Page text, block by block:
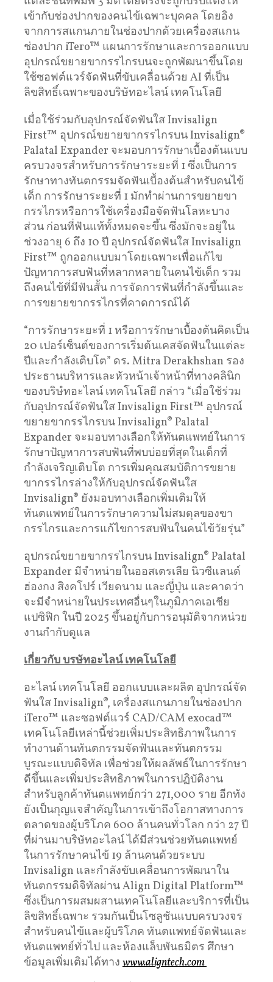
เข้ากับช่องปากของคนไข้เฉพาะบุคคล โดยอิง
จากการสแกนภายในช่องปากด้วยเครื่องสแกน
ช่องปาก iTero™ แผนการรักษาและการออกแบบ
อุปกรณ์ขยายขากรรไกรบนจะถูกพัฒนาขึ้นโดย
ใช้ซอฟต์แวร์จัดฟันที่ขับเคลื่อนด้วย AI ที่เป็น
ลิขสิทธิ์เฉพาะของบริษัทอะไลน์ เทคโนโลยี
เมื่อใช้ร่วมกับอุปกรณ์จัดฟันใส Invisalign
First™ อุปกรณ์ขยายขากรรไกรบน Invisalign®
Palatal Expander จะมอบการรักษาเบื้องต้นแบบ
ครบวงจรสำหรับการรักษาระยะที่ 1 ซึ่งเป็นการ
รักษาทางทันตกรรมจัดฟันเบื้องต้นสำหรับคนไข้
เด็ก การรักษาระยะที่ 1 มักทำผ่านการขยายขา
กรรไกรหรือการใช้เครื่องมือจัดฟันโลหะบาง
ส่วน ก่อนที่ฟันแท้ทั้งหมดจะขึ้น ซึ่งมักจะอยู่ใน
ช่วงอายุ 6 ถึง 10 ปี อุปกรณ์จัดฟันใส Invisalign
First™ ถูกออกแบบมาโดยเฉพาะเพื่อแก้ไข
ปัญหาการสบฟันที่หลากหลายในคนไข้เด็ก รวม
ถึงคนไข้ที่มีฟันสั้น การจัดการฟันที่กำลังขึ้นและ
การขยายขากรรไกรที่คาดการณ์ได้
“การรักษาระยะที่ 1 หรือการรักษาเบื้องต้นคิดเป็น
20 เปอร์เซ็นต์ของการเริ่มต้นเคสจัดฟันในแต่ละ
ปีและกำลังเติบโต” ดร. Mitra Derakhshan รอง
ประธานบริหารและหัวหน้าเจ้าหน้าที่ทางคลินิก
ของบริษํทอะไลน์ เทคโนโลยี กล่าว “เมื่อใช้ร่วม
กับอุปกรณ์จัดฟันใส Invisalign First™ อุปกรณ์
ขยายขากรรไกรบน Invisalign® Palatal
Expander จะมอบทางเลือกให้ทันตแพทย์ในการ
รักษาปัญหาการสบฟันที่พบบ่อยที่สุดในเด็กที่
กำลังเจริญเติบโต การเพิ่มคุณสมบัติการขยาย
ขากรรไกรล่างให้กับอุปกรณ์จัดฟันใส
Invisalign® ยังมอบทางเลือกเพิ่มเติมให้
ทันตแพทย์ในการรักษาความไม่สมดุลของขา
กรรไกรและการแก้ไขการสบฟันในคนไข้วัยรุ่น”
อุปกรณ์ขยายขากรรไกรบน Invisalign® Palatal
Expander มีจำหน่ายในออสเตรเลีย นิวซีแลนด์
ฮ่องกง สิงคโปร์ เวียดนาม และญี่ปุ่น และคาดว่า
จะมีจำหน่ายในประเทศอื่นๆในภูมิภาคเอเชีย
แปซิฟิก ในปี 2025 ขึ้นอยู่กับการอนุมัติจากหน่วย
งานกำกับดูแล
เกี่ยวกับ บรษัทอะไลน์ เทคโนโลยี
อะไลน์ เทคโนโลยี ออกแบบและผลิต อุปกรณ์จัด
ฟันใส Invisalign®, เครื่องสแกนภายในช่องปาก
iTero™ และซอฟต์แวร์ CAD/CAM exocad™
เทคโนโลยีเหล่านี้ช่วยเพิ่มประสิทธิภาพในการ
ทำงานด้านทันตกรรมจัดฟันและทันตกรรม
บูรณะแบบดิจิทัล เพื่อช่วยให้ผลลัพธ์ในการรักษา
ดีขึ้นและเพิ่มประสิทธิภาพในการปฏิบัติงาน
สำหรับลูกค้าทันตแพทย์กว่า 271,000 ราย อีกทัง
ยังเป็นกุญแจสำคัญในการเข้าถึงโอกาสทางการ
ตลาดของผู้บริโภค 600 ล้านคนทั่วโลก กว่า 27 ปี
ที่ผ่านมาบริษัทอะไลน์ ได้มีส่วนช่วยทันตแพทย์
ในการรักษาคนไข้ 19 ล้านคนด้วยระบบ
Invisalign และกำลังขับเคลื่อนการพัฒนาใน
ทันตกรรมดิจิทัลผ่าน Align Digital Platform™
ซึ่งเป็นการผสมผสานเทคโนโลยีและบริการที่เป็น
ลิขสิทธิ์เฉพาะ รวมกันเป็นโซลูชันแบบครบวงจร
สำหรับคนไข้และผู้บริโภค ทันตแพทย์จัดฟันและ
ทันตแพทย์ทั่วไป และห้องแล็บพันธมิตร ศึกษา
ข้อมูลเพิ่มเติมได้ทาง www.aligntech.com